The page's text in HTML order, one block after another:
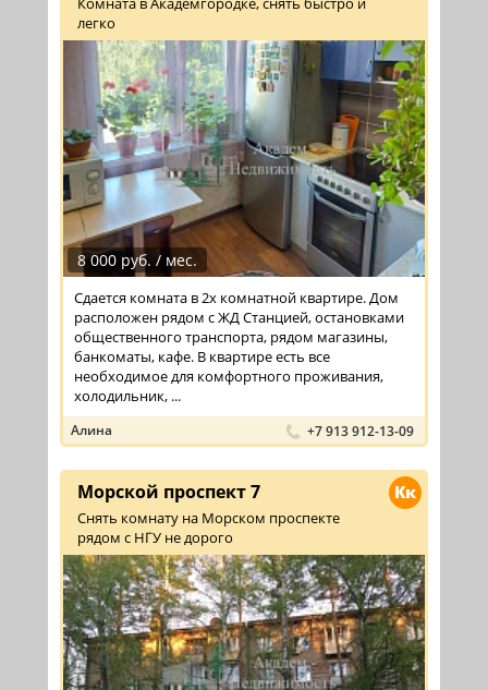
легко
8 000 руб. / мес.
Сдается комната в 2х комнатной квартире. Дом
расположен рядом с ЖД Станцией, остановками
общественного транспорта, рядом магазины,
банкоматы, кафе. В квартире есть все
необходимое для комфортного проживания,
холодильник, ...
Алина +7 913 912-13-09
Кк
Морской проспект 7
Снять комнату на Морском проспекте
рядом с НГУ не дорого